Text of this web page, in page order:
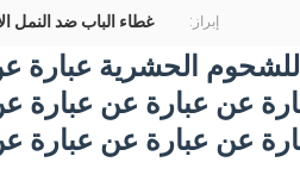
إبراز: غطاء الباب ضد النمل
الحشرية عبارة
عن عبارة عن عبارة
عن عبارة عن عبارة